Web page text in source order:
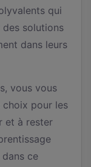
qui
solutions
dans leurs
vous vous
pour les
et à rester
ce